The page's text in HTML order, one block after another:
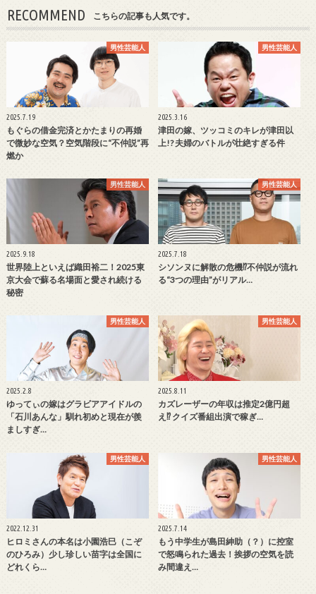
RECOMMEND こちらの記事も人気です。
男性芸能人
2025.7.19
もぐらの借金完済とかたまりの再婚
で微妙な空気？空気階段に“不仲説”再
燃か
男性芸能人
2025.3.16
津田の嫁、ツッコミのキレが津田以
上!? 夫婦のバトルが壮絶すぎる件
男性芸能人
2025.9.18
世界陸上といえば織田裕二！2025東
京大会で蘇る名場面と愛され続ける
秘密
男性芸能人
2025.7.18
シソンヌに解散の危機⁉不仲説が流れ
る“3つの理由”がリアル…
男性芸能人
2025.2.8
ゆってぃの嫁はグラビアアイドルの
「石川あんな」馴れ初めと現在が羨
ましすぎ…
男性芸能人
2025.8.11
カズレーザーの年収は推定2億円超
え⁉ クイズ番組出演で稼ぎ…
男性芸能人
2022.12.31
ヒロミさんの本名は小園浩巳（こぞ
のひろみ）少し珍しい苗字は全国に
どれくら…
男性芸能人
2025.7.14
もう中学生が島田紳助（？）に控室
で怒鳴られた過去！挨拶の空気を読
み間違え…